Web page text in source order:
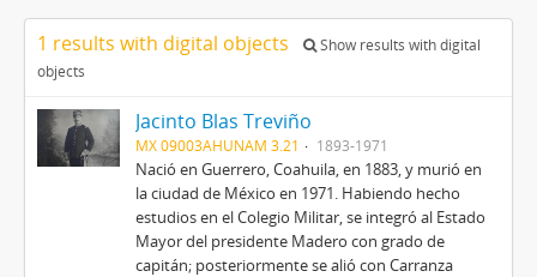
1 results with digital objects
Show results with digital
objects
Jacinto Blas Treviño
MX 09003AHUNAM 3.21 1893-1971
Nació en Guerrero, Coahuila, en 1883, y murió en
la ciudad de México en 1971. Habiendo hecho
estudios en el Colegio Militar, se integró al Estado
Mayor del presidente Madero con grado de
capitán; posteriormente se alió con Carranza